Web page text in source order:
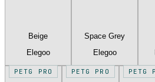
Beige
Elegoo
Space Grey
Elegoo
PETG PRO PETG PRO PETG